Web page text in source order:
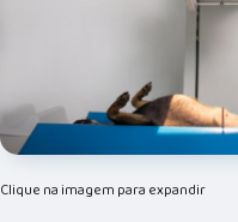
Clique na imagem para expandir